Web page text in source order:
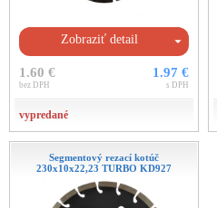
Zobraziť detail
1.60 €
bez DPH
1.97 €
s DPH
vypredané
Segmentový rezací kotúč
230x10x22,23 TURBO KD927